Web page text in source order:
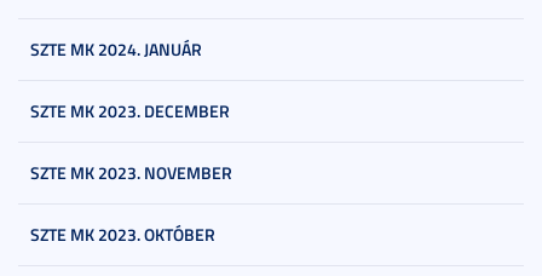
SZTE MK 2024. JANUÁR
SZTE MK 2023. DECEMBER
SZTE MK 2023. NOVEMBER
SZTE MK 2023. OKTÓBER